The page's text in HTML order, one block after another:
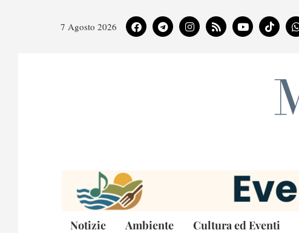
7 Agosto 2026
Notizie Ambiente Cultura ed Eventi